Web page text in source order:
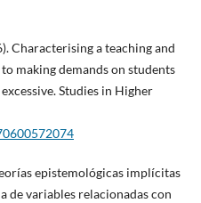
Characterising a teaching and
making demands on students
Studies in Higher
epistemológicas implícitas
de variables relacionadas con